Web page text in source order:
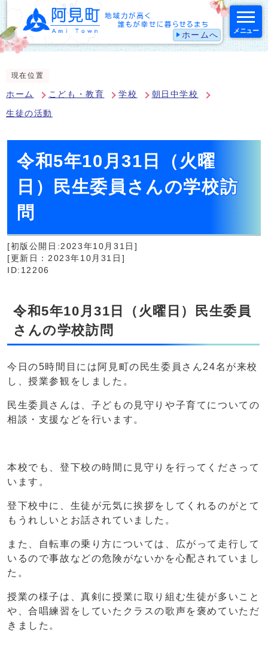
ホームへ メニュー
現在位置
ホーム こども・教育 学校 朝日中学校
生徒の活動
令和5年10月31日（火曜
日）民生委員さんの学校訪
問
[初版公開日:2023年10月31日]
[更新日：2023年10月31日]
ID:12206
令和5年10月31日（火曜日）民生委員
さんの学校訪問
今日の5時間目には阿見町の民生委員さん24名が来校
し、授業参観をしました。
民生委員さんは、子どもの見守りや子育てについての
相談・支援などを行います。
本校でも、登下校の時間に見守りを行ってくださって
います。
登下校中に、生徒が元気に挨拶をしてくれるのがとて
もうれしいとお話されていました。
また、自転車の乗り方については、広がって走行して
いるので事故などの危険がないかを心配されていまし
た。
授業の様子は、真剣に授業に取り組む生徒が多いこと
や、合唱練習をしていたクラスの歌声を褒めていただ
きました。